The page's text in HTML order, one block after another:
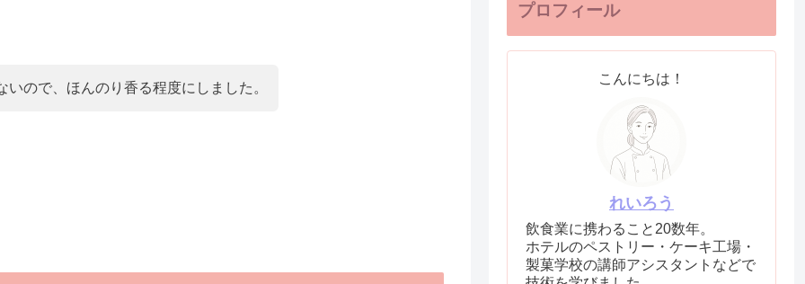
ので、ほんのり香る程度にしました。
プロフィール
こんにちは！
れいろう
飲食業に携わること20数年。
ホテルのペストリー・ケーキ工場・
製菓学校の講師アシスタントなどで